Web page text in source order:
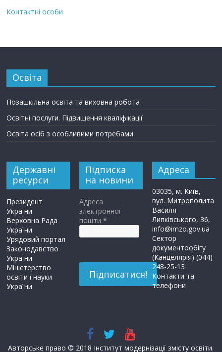
Контактні особи
Освіта
Позашкільна освіта та виховна робота
Освітні послуги. Підвищення кваліфікації
Освіта осіб з особливими потребами
Державні
ресурси
Президент
України
Верховна Рада
України
Урядовий портал
Законодавство
України
Міністерство
освіти і науки
України
Підписка
на новини
Адреса
электронної
пошти*
Адреса
03035, м. Київ,
вул. Митрополита
Василя
Липківського, 36,
info@imzo.gov.ua
Сектор
документообігу
(Канцелярія) (044)
248-25-13
Контакти та
телефони
Авторське право © 2018 Інститут модернізації змісту освіти.